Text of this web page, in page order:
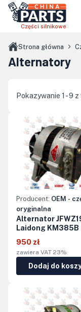
Przejdź do treści
Części silnikowe
Strona główna
Alternatory
Pokazywanie 1 - 9
Producent: OEM -
oryginalna
Alternator
Laidong KM385B
950 zł
zawiera VAT 23%
Dodaj do